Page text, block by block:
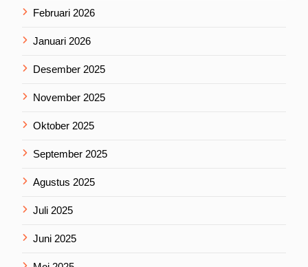
Februari 2026
Januari 2026
Desember 2025
November 2025
Oktober 2025
September 2025
Agustus 2025
Juli 2025
Juni 2025